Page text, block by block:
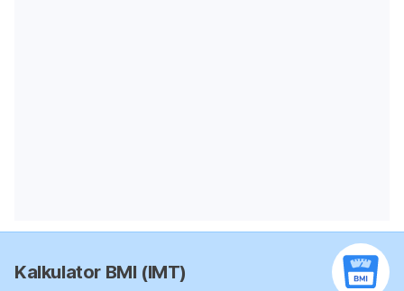
Kalkulator BMI (IMT)